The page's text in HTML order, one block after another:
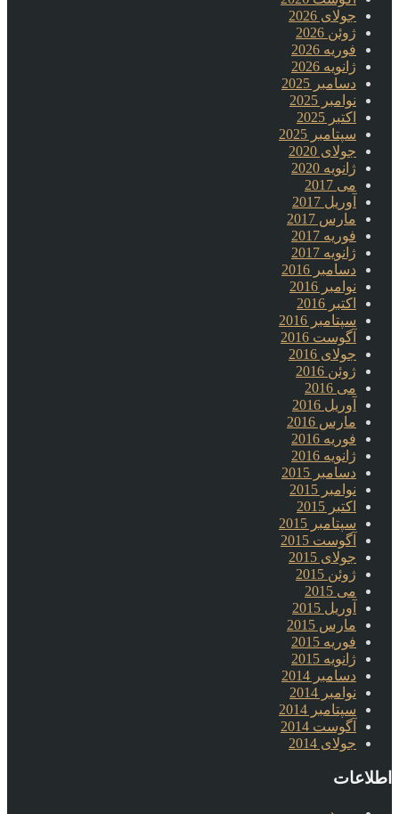
جولای 2026
ژوئن 2026
فوریه 2026
ژانویه 2026
دسامبر 2025
نوامبر 2025
اکتبر 2025
سپتامبر 2025
جولای 2020
ژانویه 2020
می 2017
آوریل 2017
مارس 2017
فوریه 2017
ژانویه 2017
دسامبر 2016
نوامبر 2016
اکتبر 2016
سپتامبر 2016
آگوست 2016
جولای 2016
ژوئن 2016
می 2016
آوریل 2016
مارس 2016
فوریه 2016
ژانویه 2016
دسامبر 2015
نوامبر 2015
اکتبر 2015
سپتامبر 2015
آگوست 2015
جولای 2015
ژوئن 2015
می 2015
آوریل 2015
مارس 2015
فوریه 2015
ژانویه 2015
دسامبر 2014
نوامبر 2014
سپتامبر 2014
آگوست 2014
جولای 2014
اطلاعات